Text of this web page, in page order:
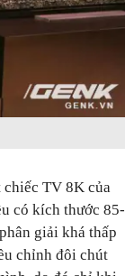
chiếc TV 8K của
có kích thước 85-
giải khá thấp
chỉnh đôi chút